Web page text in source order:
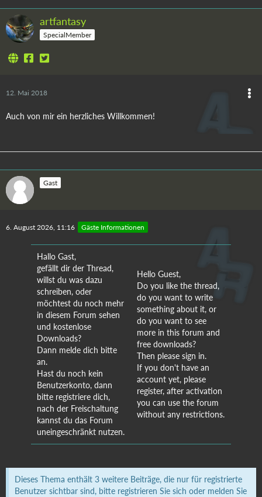
artfantasy
SpecialMember
12. Mai 2018
Auch von mir ein herzliches Willkommen!
Gast
6. August 2026, 11:16 Gäste Informationen
Hallo Gast,
gefällt dir der Thread,
willst du was dazu
schreiben, oder
möchtest du noch mehr
in diesem Forum sehen
und kostenlose
Downloads?
Dann melde dich bitte
an.
Hast du noch kein
Benutzerkonto, dann
bitte registriere dich,
nach der Freischaltung
kannst du das Forum
uneingeschränkt nutzen.
Hello Guest,
Do you like the thread,
do you want to write
something about it, or
do you want to see
more in this forum and
free downloads?
Then please sign in.
If you don't have an
account yet, please
register, after activation
you can use the forum
without any restrictions.
Dieses Thema enthält 3 weitere Beiträge, die nur für registrierte
Benutzer sichtbar sind, bitte registrieren Sie sich oder melden Sie